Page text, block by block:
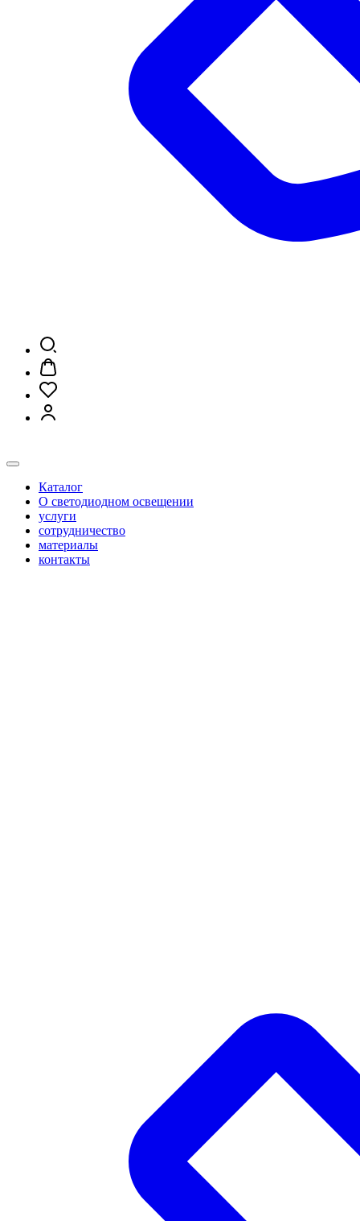
Каталог
О светодиодном освещении
услуги
сотрудничество
материалы
контакты